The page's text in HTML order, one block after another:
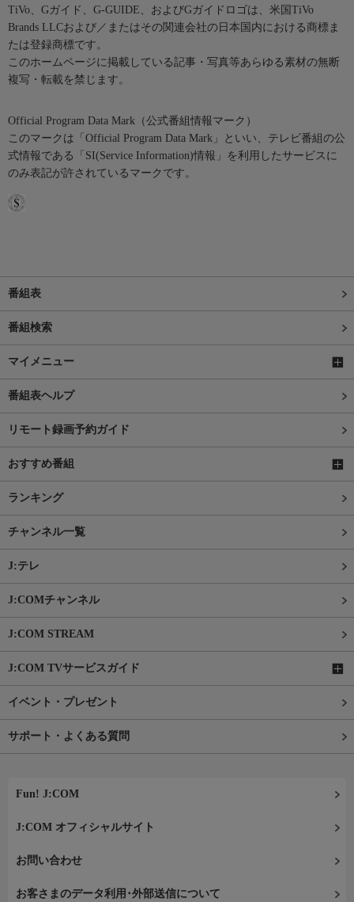
TiVo、Gガイド、G-GUIDE、およびGガイドロゴは、米国TiVo
Brands LLCおよび／またはその関連会社の日本国内における商標ま
たは登録商標です。
このホームページに掲載している記事・写真等あらゆる素材の無断
複写・転載を禁じます。
Official Program Data Mark（公式番組情報マーク）
このマークは「Official Program Data Mark」といい、テレビ番組の公
式情報である「SI(Service Information)情報」を利用したサービスに
のみ表記が許されているマークです。
番組表
番組検索
マイメニュー
番組表ヘルプ
リモート録画予約ガイド
おすすめ番組
ランキング
チャンネル一覧
J:テレ
J:COMチャンネル
J:COM STREAM
J:COM TVサービスガイド
イベント・プレゼント
サポート・よくある質問
Fun! J:COM
J:COM オフィシャルサイト
お問い合わせ
お客さまのデータ利用･外部送信について